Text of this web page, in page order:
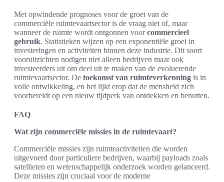
Met opwindende prognoses voor de groei van de
commerciële ruimtevaartsector is de vraag niet of, maar
wanneer de ruimte wordt ontgonnen voorcommercieel
gebruik. Statistieken wijzen op een exponentiële groei in
investeringen en activiteiten binnen deze industrie. Dit soort
vooruitzichten nodigen niet alleen bedrijven maar ook
investeerders uit om deel uit te maken van de evoluerende
ruimtevaartsector. De toekomst van ruimteverkenning is in
volle ontwikkeling, en het lijkt erop dat de mensheid zich
voorbereidt op een nieuw tijdperk van ontdekken en benutten.
FAQ
Wat zijn commerciële missies in de ruimtevaart?
Commerciële missies zijn ruimteactiviteiten die worden
uitgevoerd door particuliere bedrijven, waarbij payloads zoals
satellieten en wetenschappelijk onderzoek worden gelanceerd.
Deze missies zijn cruciaal voor de moderne